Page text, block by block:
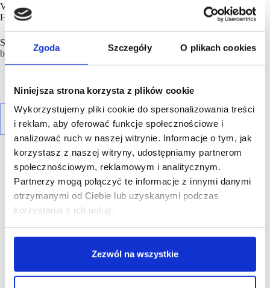
Zgoda Szczegóły O plikach cookies
Niniejsza strona korzysta z plików cookie
Wykorzystujemy pliki cookie do spersonalizowania treści
i reklam, aby oferować funkcje społecznościowe i
analizować ruch w naszej witrynie. Informacje o tym, jak
korzystasz z naszej witryny, udostępniamy partnerom
społecznościowym, reklamowym i analitycznym.
Partnerzy mogą połączyć te informacje z innymi danymi
otrzymanymi od Ciebie lub uzyskanymi podczas
korzystania z ich usług.
Zezwól na wszystkie
Victoria’s Secret Bombshell Seduction, Victoria’s Secret
Heavenly, a także Victoria’s Secret Tease.
Sklep zaoferuje również linię Victoria’s Secret
PINK – kolekcję
bielizny oraz ubrań na co dzień dla młodych kobiet.
R E K L A M A